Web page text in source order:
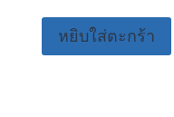
หยิบใส่ตะกร้า